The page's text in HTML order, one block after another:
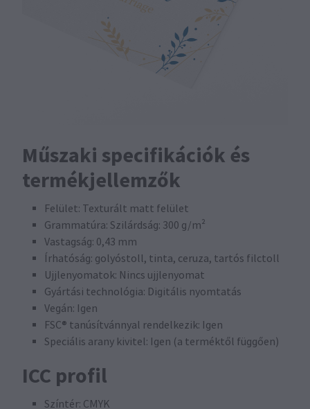
Műszaki specifikációk és
termékjellemzők
Felület: Texturált matt felület
Grammatúra: Szilárdság: 300 g/m²
Vastagság: 0,43 mm
Írhatóság: golyóstoll, tinta, ceruza, tartós filctoll
Ujjlenyomatok: Nincs ujjlenyomat
Gyártási technológia: Digitális nyomtatás
Vegán: Igen
FSC® tanúsítvánnyal rendelkezik: Igen
Speciális arany kivitel: Igen (a terméktől függően)
ICC profil
Színtér: CMYK